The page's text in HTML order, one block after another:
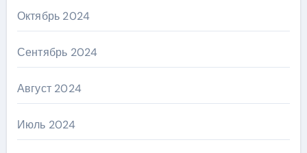
Октябрь 2024
Сентябрь 2024
Август 2024
Июль 2024